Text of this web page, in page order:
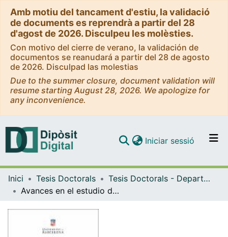
Amb motiu del tancament d'estiu, la validació
de documents es reprendrà a partir del 28
d'agost de 2026. Disculpeu les molèsties.
Con motivo del cierre de verano, la validación de
documentos se reanudará a partir del 28 de agosto
de 2026. Disculpad las molestias
Due to the summer closure, document validation will
resume starting August 28, 2026. We apologize for
any inconvenience.
Navega per tot el DD
Iniciar sessió (current)
Inici Tesis Doctorals
Tesis Doctorals - Departament - Obstetrícia i Ginecologia, Pediatria i Radiologia i Medicina Física
Avances en el estudio de la fenilcetonuria